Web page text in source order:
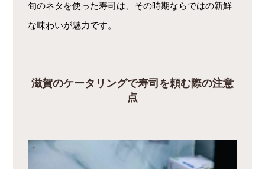
旬のネタを使った寿司は、その時期ならではの新鮮
な味わいが魅力です。
滋賀のケータリングで寿司を頼む際の注意
点